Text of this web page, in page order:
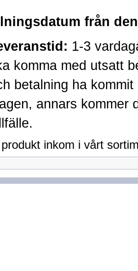
från
1-3
komma med utsatt
betalning ha
annars kommer
inkom i vårt